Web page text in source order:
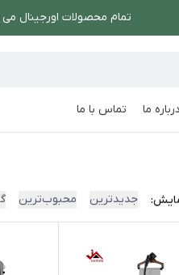
تمام محصولات اورجینال می
درباره ما تماس با ما
جدیدترین محبوب‌ترین